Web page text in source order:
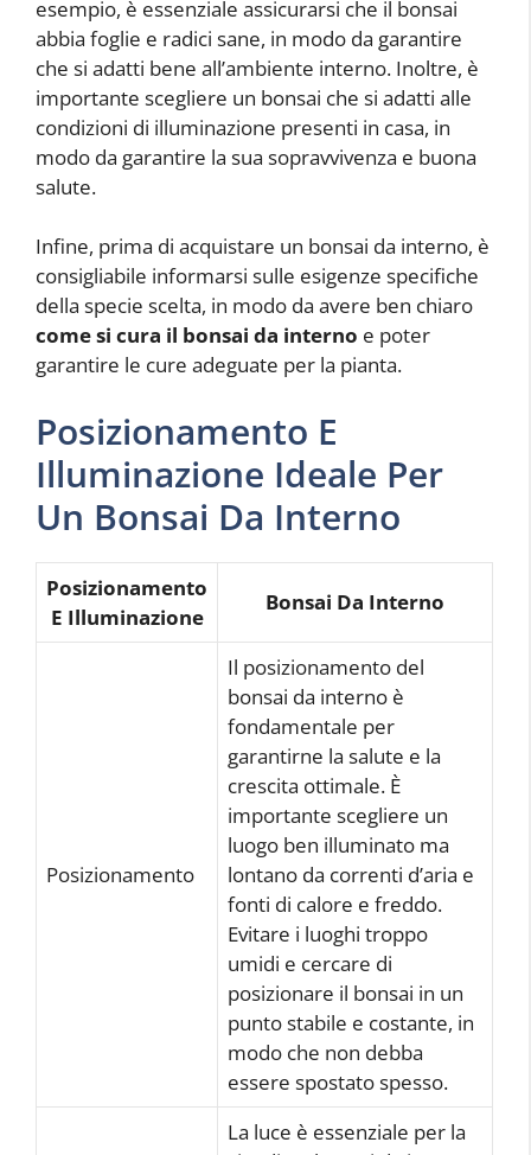
esempio, è essenziale assicurarsi che il bonsai
abbia foglie e radici sane, in modo da garantire
che si adatti bene all’ambiente interno. Inoltre, è
importante scegliere un bonsai che si adatti alle
condizioni di illuminazione presenti in casa, in
modo da garantire la sua sopravvivenza e buona
salute.
Infine, prima di acquistare un bonsai da interno, è
consigliabile informarsi sulle esigenze specifiche
della specie scelta, in modo da avere ben chiaro
come si cura il bonsai da interno e poter
garantire le cure adeguate per la pianta.
Posizionamento E
Illuminazione Ideale Per
Un Bonsai Da Interno
Posizionamento
E Illuminazione
Bonsai Da Interno
Posizionamento
Il posizionamento del
bonsai da interno è
fondamentale per
garantirne la salute e la
crescita ottimale. È
importante scegliere un
luogo ben illuminato ma
lontano da correnti d’aria e
fonti di calore e freddo.
Evitare i luoghi troppo
umidi e cercare di
posizionare il bonsai in un
punto stabile e costante, in
modo che non debba
essere spostato spesso.
La luce è essenziale per la